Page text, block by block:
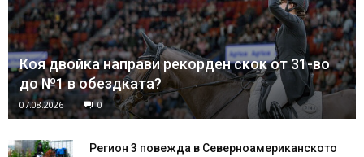
Коя двойка направи рекорден скок от 31-во
до №1 в обездката?
07.08.2026 0
Регион 3 повежда в Северноамериканското